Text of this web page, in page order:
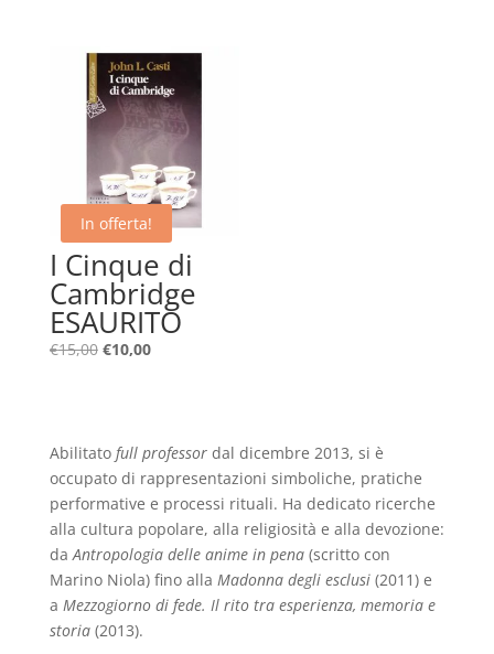
€35,00.€18,00.
In offerta!
I Cinque di
Cambridge
ESAURITO
€15,00 Il
€15,00.
€10,00Il
€10,00.
Abilitato full professordal dicembre 2013, si è
occupato di rappresentazioni simboliche, pratiche
performative e processi rituali. Ha dedicato ricerche
alla cultura popolare, alla religiosità e alla devozione:
daAntropologia delle anime in pena(scritto con
Marino Niola) fino alla Madonna degli esclusi(2011) e
a Mezzogiorno di fede. Il rito tra esperienza, memoria e
storia(2013).